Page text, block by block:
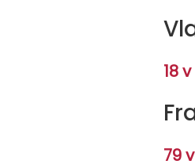
18
79